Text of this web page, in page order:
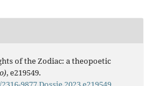
of the Zodiac: a theopoetic
, e219549.